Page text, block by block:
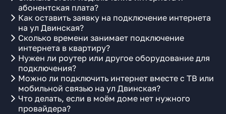
абонентская плата?
Как оставить заявку на подключение интернета
на ул Двинская?
Сколько времени занимает подключение
интернета в квартиру?
Нужен ли роутер или другое оборудование для
подключения?
Можно ли подключить интернет вместе с ТВ или
мобильной связью на ул Двинская?
Что делать, если в моём доме нет нужного
провайдера?